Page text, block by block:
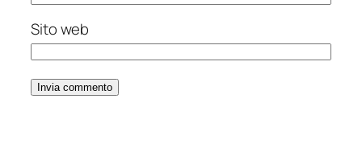
Sito web